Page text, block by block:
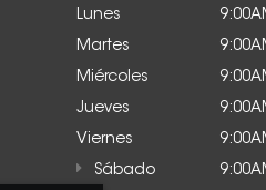
Lunes
Martes
Miércoles
Jueves
Viernes
Sábado